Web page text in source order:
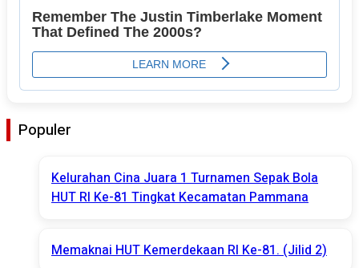
Populer
Kelurahan Cina Juara 1 Turnamen Sepak Bola
HUT RI Ke-81 Tingkat Kecamatan Pammana
Memaknai HUT Kemerdekaan RI Ke-81. (Jilid 2)